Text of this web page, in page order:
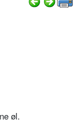
øl.